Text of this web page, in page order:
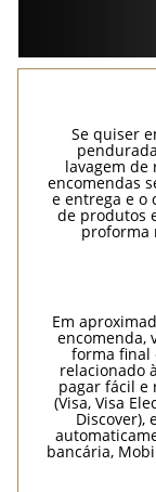
Se quiser
lavagem de
encomendas
e entrega e o
de produtos
proforma
Em
encomenda,
forma final
relacionado
pagar fácil e
(Visa, Visa
Discover),
bancária,